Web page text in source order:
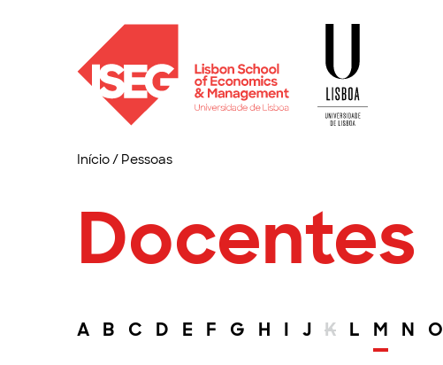
Início/ Pessoas
Docentes
A B C D E F G H I J K L M N O